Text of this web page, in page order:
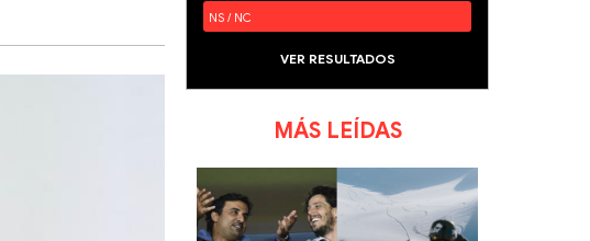
NS / NC
VER RESULTADOS
MÁS LEÍDAS